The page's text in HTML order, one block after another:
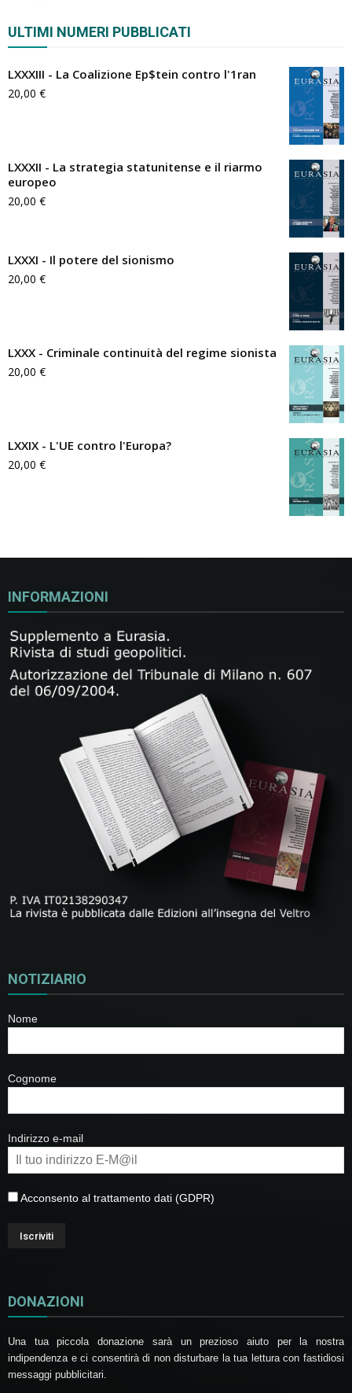
ULTIMI NUMERI PUBBLICATI
LXXXIII - La Coalizione Ep$tein contro l'1ran
20,00 €
LXXXII - La strategia statunitense e il riarmo
europeo
20,00 €
LXXXI - Il potere del sionismo
20,00 €
LXXX - Criminale continuità del regime sionista
20,00 €
LXXIX - L'UE contro l'Europa?
20,00 €
INFORMAZIONI
NOTIZIARIO
Nome
Cognome
Indirizzo e-mail
Acconsento al trattamento dati (GDPR)
DONAZIONI
Una tua piccola donazione sarà un prezioso aiuto per la nostra
indipendenza e ci consentirà di non disturbare la tua lettura con fastidiosi
messaggi pubblicitari.